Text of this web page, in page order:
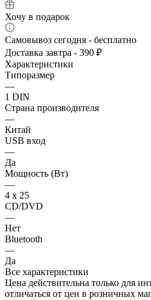
Хочу в подарок
Самовывоз сегодня - бесплатно
Доставка завтра - 390 ₽
Характеристики
Типоразмер
—
1 DIN
Страна производителя
—
Китай
USB вход
—
Да
Мощность (Вт)
—
4 х 25
CD/DVD
—
Нет
Bluetooth
—
Да
Все характеристики
Цена действительна только для
отличаться от цен в розничных